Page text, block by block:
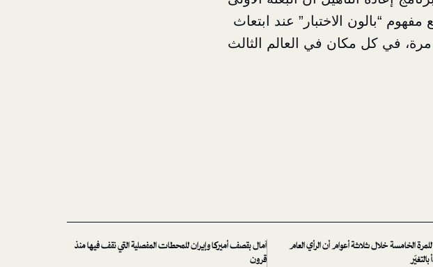
“بالون الاختبار” عند ابتعاث
مرة، في كل مكان في العالم الثالث
الخامسة خلال ثلاثة أعوام أن الرأي العام
آمال بقصف أميركا وإيران للمحطات المفصلية التي نقف فيها منذ
قرون